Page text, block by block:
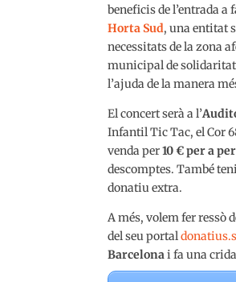
beneficis de l’entrada
Horta Sud, una entitat
necessitats de la zona
municipal de solidaritat
l’ajuda de la manera
El concert serà a l’
Infantil Tic Tac, el Cor
venda per10 € per a
descomptes. També
donatiu extra.
A més, volem fer ressò
del seu portal
Barcelonai fa una